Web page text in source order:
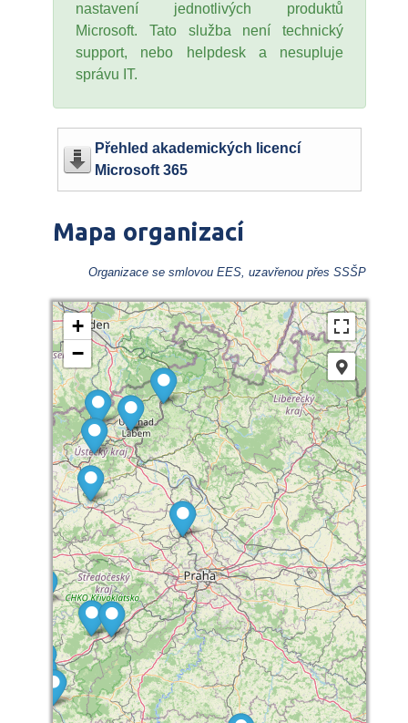
nastavení jednotlivých produktů
Microsoft. Tato služba není technický
support, nebo helpdesk a nesupluje
správu IT.
Přehled akademických licencí
Microsoft 365
Mapa organizací
Organizace se smlovou EES, uzavřenou přes SSŠP
+
−